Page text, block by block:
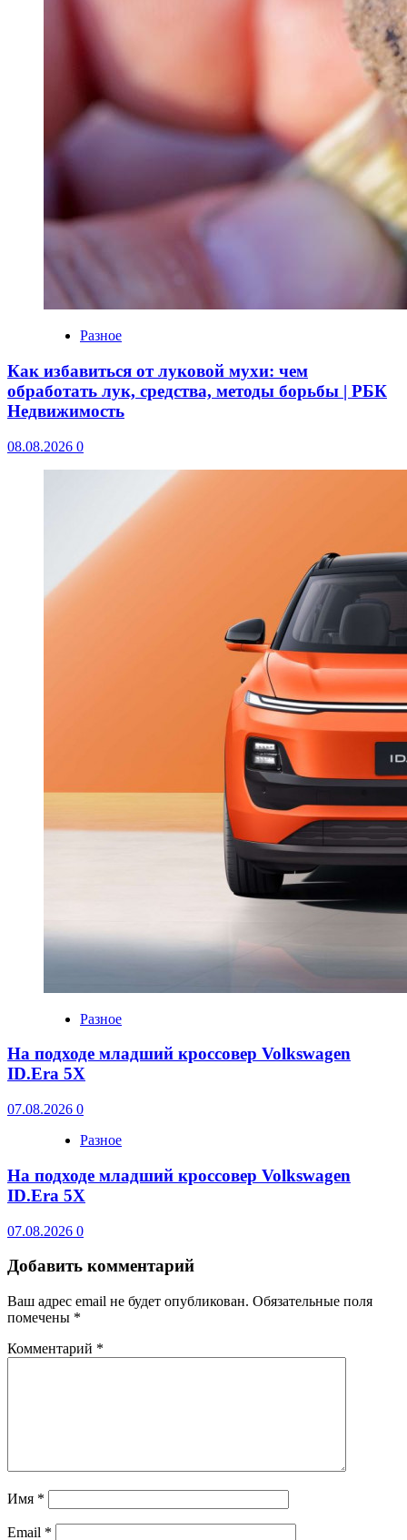
Разное
Как избавиться от луковой мухи: чем
обработать лук, средства, методы борьбы | РБК
Недвижимость
08.08.2026 0
Разное
На подходе младший кроссовер Volkswagen
ID.Era 5X
07.08.2026 0
Разное
На подходе младший кроссовер Volkswagen
ID.Era 5X
07.08.2026 0
Добавить комментарий
Ваш адрес email не будет опубликован. Обязательные поля
помечены *
Комментарий *
Имя *
Email *